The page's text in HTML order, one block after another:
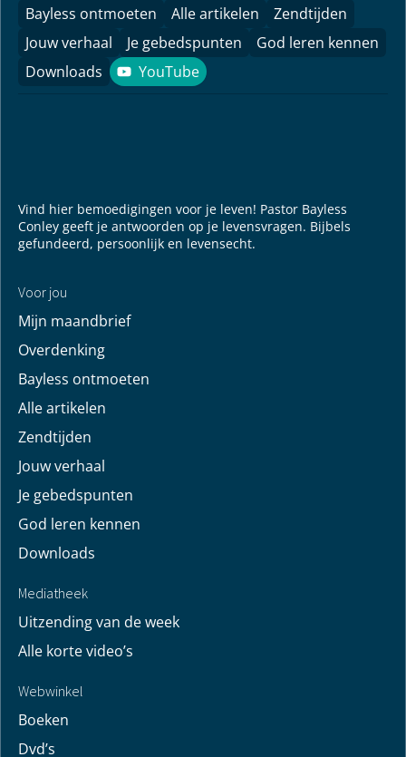
Gods Woord.
Mijn maandbrief
Overdenking
Bayless ontmoeten
Alle artikelen
Zendtijden
Downloads
Vind hier bemoedigingen voor je leven! Pastor Bayless
Conley geeft je antwoorden op je levensvragen. Bijbels
gefundeerd, persoonlijk en levensecht.
Voor jou
Mijn maandbrief
Bayless ontmoeten
Alle artikelen
Zendtijden
Jouw verhaal
Je gebedspunten
God leren kennen